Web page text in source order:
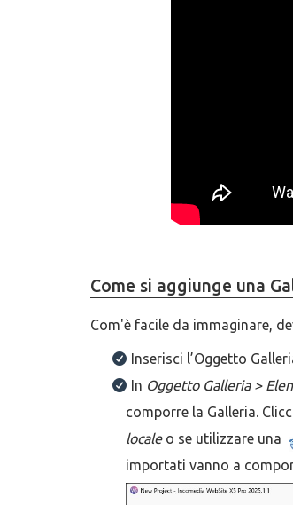
Come si aggiunge una
Com'è facile da immaginare,
Inserisci l’Oggetto
In Oggetto Galleria >
comporre la Galleria.
localeo se utilizzare una
importati vanno a